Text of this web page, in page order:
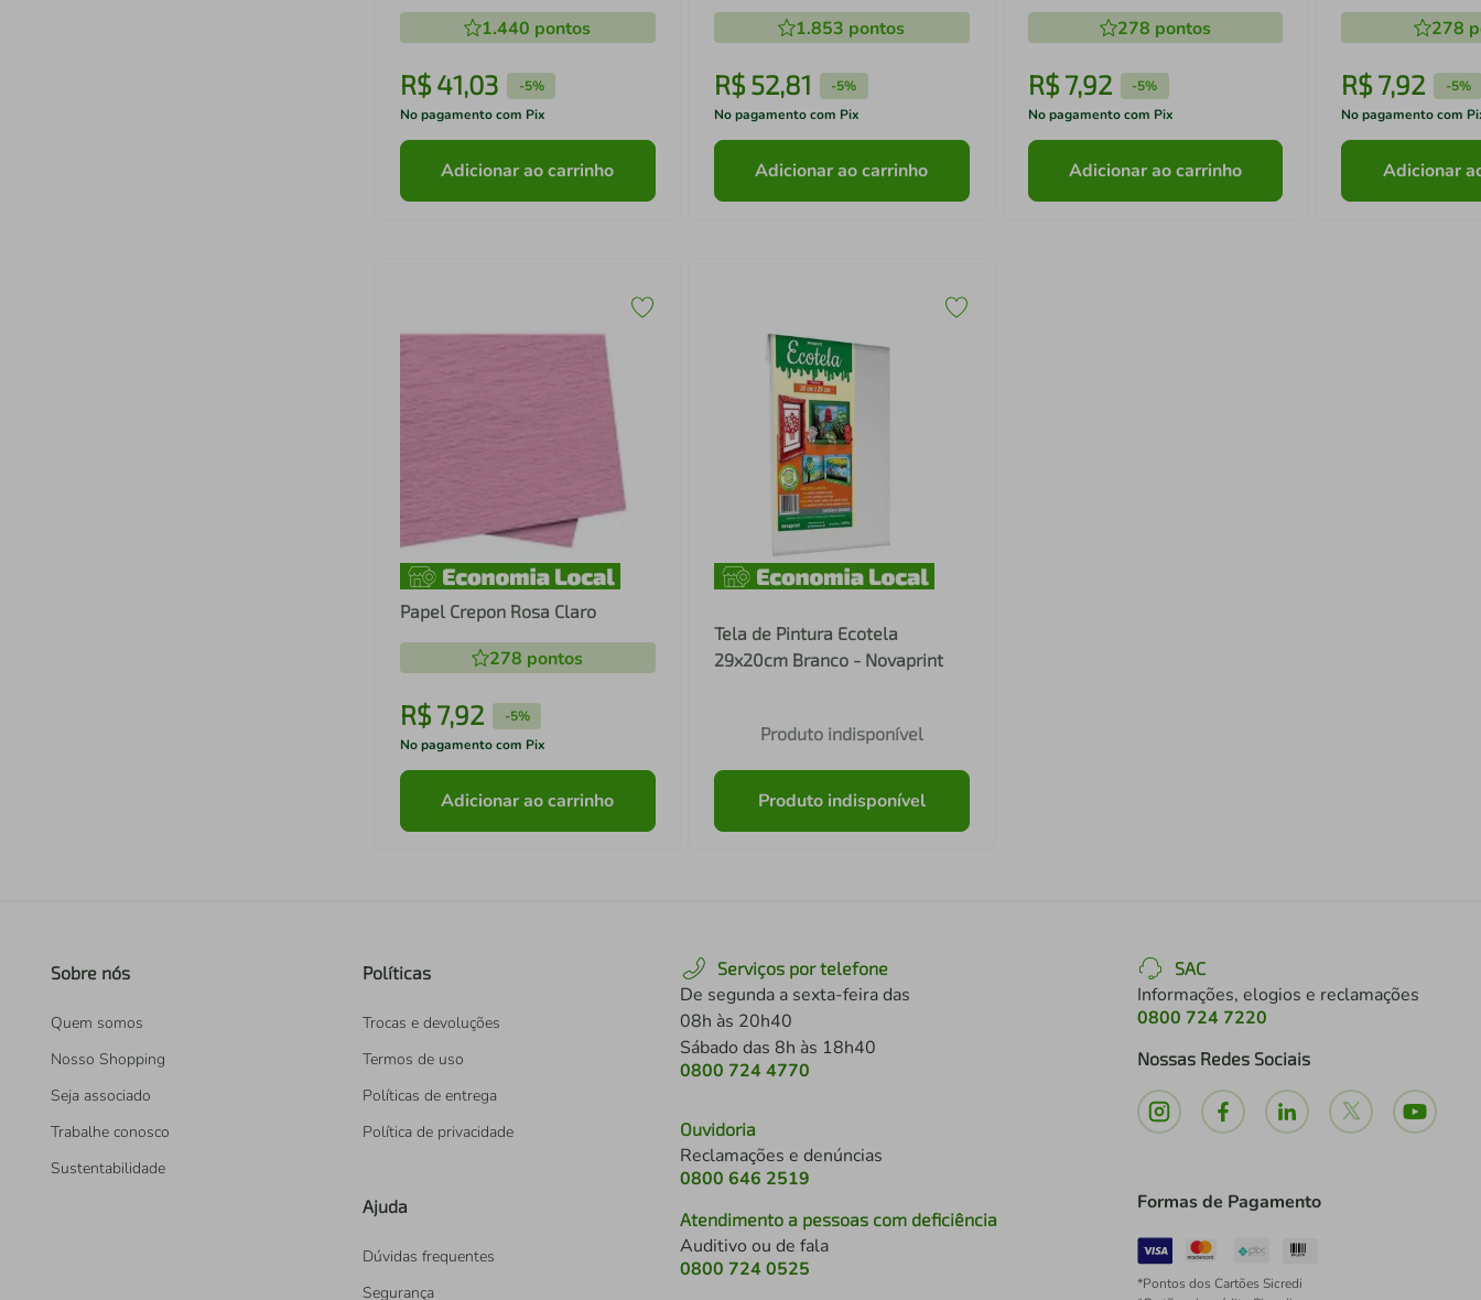
1.440 pontos
R$ 41,03 -5%
No pagamento com Pix
Adicionar ao carrinho
Novaprint
1.853 pontos
R$ 52,81 -5%
No pagamento com Pix
Adicionar ao carrinho
278 pontos
R$ 7,92 -5%
No pagamento com Pix
Adicionar ao carrinho
278
R$7,92 -5%
No pagamento com
Adicionar
Papel Crepon Rosa Claro
278 pontos
R$ 7,92 -5%
No pagamento com Pix
Adicionar ao carrinho
Tela de Pintura Ecotela
29x20cm Branco - Novaprint
Produto indisponível
Produto indisponível
Sobre nós
Quem somos
Nosso Shopping
Seja associado
Trabalhe conosco
Sustentabilidade
Políticas
Trocas e devoluções
Termos de uso
Políticas de entrega
Política de privacidade
Ajuda
Dúvidas frequentes
Segurança
Serviços por telefone
De segunda a sexta-feira das
08h às 20h40
Sábado das 8h às 18h40
0800 724 4770
Ouvidoria
Reclamações e denúncias
0800 646 2519
Atendimento a pessoas com deficiência
Auditivo ou de fala
0800 724 0525
SAC
Informações, elogios e reclamações
0800 724 7220
Nossas Redes Sociais
Formas de Pagamento
*Pontos dos Cartões Sicredi